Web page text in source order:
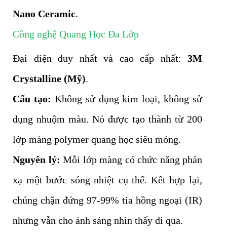
Nano Ceramic.
Công nghệ Quang Học Đa Lớp
Đại diện duy nhất và cao cấp nhất: 3M
Crystalline (Mỹ).
Cấu tạo: Không sử dụng kim loại, không sử
dụng nhuộm màu. Nó được tạo thành từ 200
lớp màng polymer quang học siêu mỏng.
Nguyên lý: Mỗi lớp màng có chức năng phản
xạ một bước sóng nhiệt cụ thể. Kết hợp lại,
chúng chặn đứng 97-99% tia hồng ngoại (IR)
nhưng vẫn cho ánh sáng nhìn thấy đi qua.